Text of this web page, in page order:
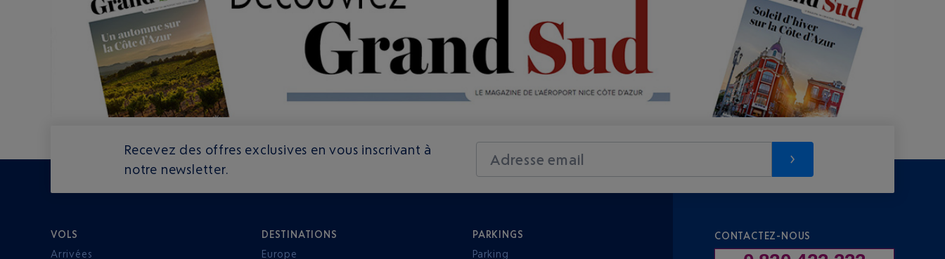
Recevez des offres exclusives en vous inscrivant à
notre newsletter.
Adresse email
VOLS
Arrivées
DESTINATIONS
Europe
PARKINGS
Parking
CONTACTEZ-NOUS